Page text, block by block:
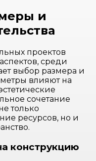
и
проектов
среди
выбор размера и
влияют на
сочетание
только
ресурсов, но и
конструкцию